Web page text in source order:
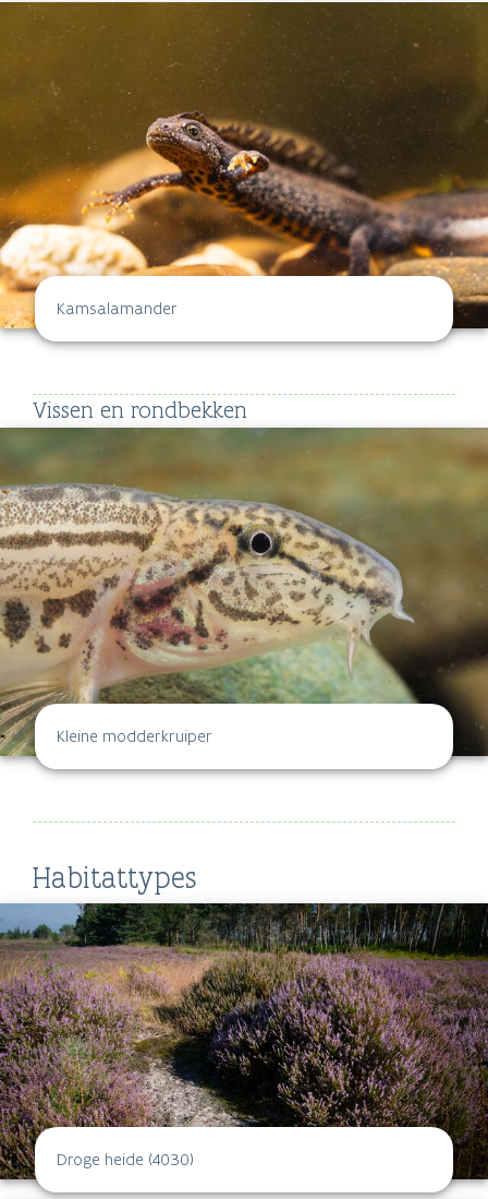
Kamsalamander
Vissen en rondbekken
Kleine modderkruiper
Habitattypes
Droge heide (4030)